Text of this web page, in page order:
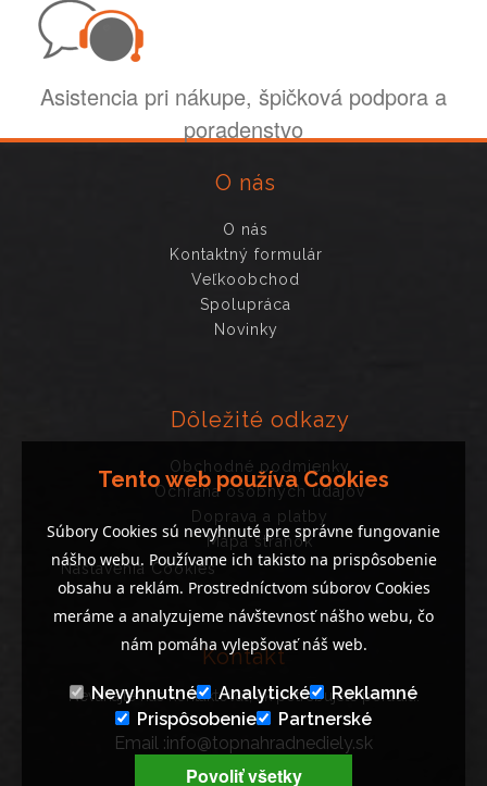
Asistencia pri nákupe, špičková podpora a
poradenstvo
O nás
O nás
Kontaktný formulár
Veľkoobchod
Spolupráca
Novinky
Dôležité odkazy
Obchodné podmienky
Ochrana osobných údajov
Doprava a platby
Mapa stránok
Nastavenia Cookies
Kontakt
Neváhajte nás kontaktovať, ak potrebujete poradiť..
Email :info@topnahradnediely.sk
Tel : +421 919 278 288
Tento web používa Cookies
Súbory Cookies sú nevyhnuté pre správne fungovanie
nášho webu. Používame ich takisto na prispôsobenie
obsahu a reklám. Prostredníctvom súborov Cookies
meráme a analyzujeme návštevnosť nášho webu, čo
nám pomáha vylepšovať náš web.
Nevyhnutné Analytické
Reklamné
Prispôsobenie
Partnerské
Povoliť všetky